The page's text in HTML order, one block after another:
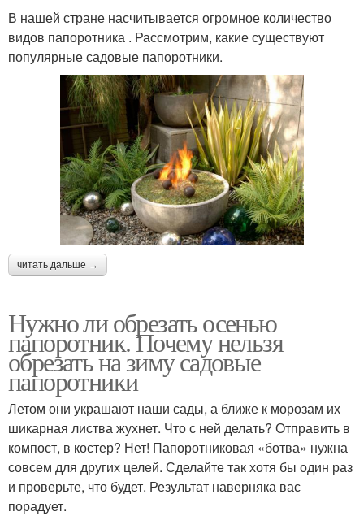
В нашей стране насчитывается огромное количество
видов папоротника . Рассмотрим, какие существуют
популярные садовые папоротники.
читать дальше →
Нужно ли обрезать осенью
папоротник. Почему нельзя
обрезать на зиму садовые
папоротники
Летом они украшают наши сады, а ближе к морозам их
шикарная листва жухнет. Что с ней делать? Отправить в
компост, в костер? Нет! Папоротниковая «ботва» нужна
совсем для других целей. Сделайте так хотя бы один раз
и проверьте, что будет. Результат наверняка вас
порадует.